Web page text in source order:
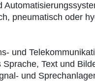
pneumatisch oder
und
Text und
und